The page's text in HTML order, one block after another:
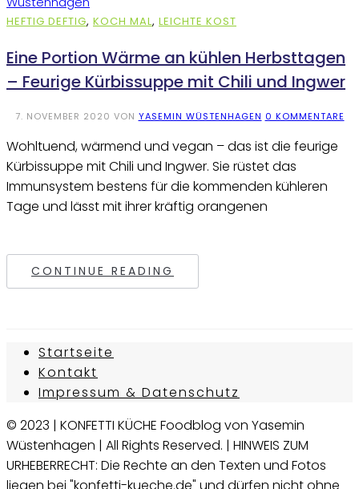
HEFTIG DEFTIG, KOCH MAL, LEICHTE KOST
Eine Portion Wärme an kühlen Herbsttagen
– Feurige Kürbissuppe mit Chili und Ingwer
7. NOVEMBER 2020 VON YASEMIN WÜSTENHAGEN 0 KOMMENTARE
Wohltuend, wärmend und vegan – das ist die feurige
Kürbissuppe mit Chili und Ingwer. Sie rüstet das
Immunsystem bestens für die kommenden kühleren
Tage und lässt mit ihrer kräftig orangenen
CONTINUE READING
Startseite
Kontakt
Impressum & Datenschutz
© 2023 | KONFETTI KÜCHE Foodblog von Yasemin
Wüstenhagen | All Rights Reserved. | HINWEIS ZUM
URHEBERRECHT: Die Rechte an den Texten und Fotos